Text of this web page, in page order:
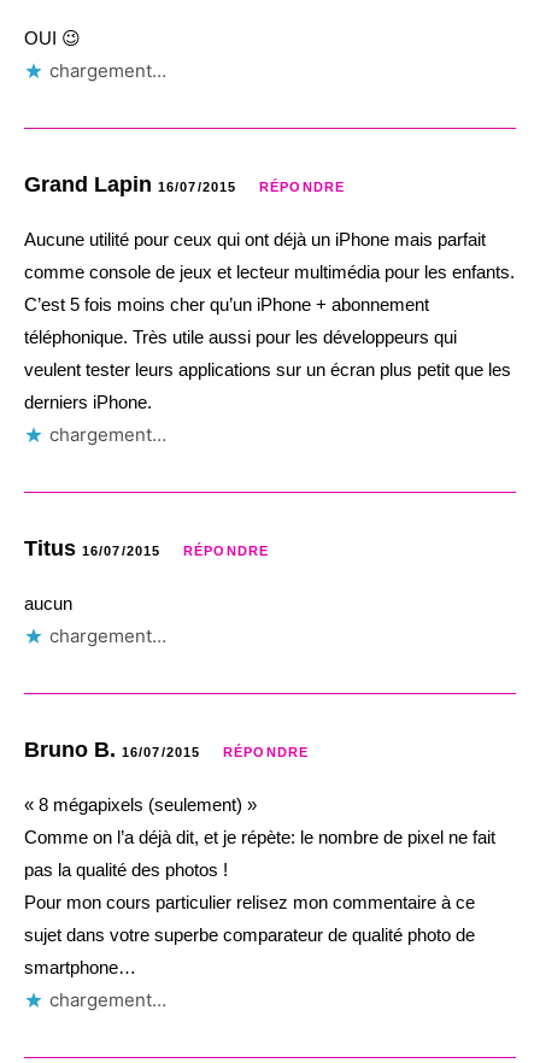
OUI 😉
chargement…
Grand Lapin 16/07/2015 RÉPONDRE
Aucune utilité pour ceux qui ont déjà un iPhone mais parfait
comme console de jeux et lecteur multimédia pour les enfants.
C’est 5 fois moins cher qu’un iPhone + abonnement
téléphonique. Très utile aussi pour les développeurs qui
veulent tester leurs applications sur un écran plus petit que les
derniers iPhone.
chargement…
Titus 16/07/2015 RÉPONDRE
aucun
chargement…
Bruno B. 16/07/2015 RÉPONDRE
« 8 mégapixels (seulement) »
Comme on l’a déjà dit, et je répète: le nombre de pixel ne fait
pas la qualité des photos !
Pour mon cours particulier relisez mon commentaire à ce
sujet dans votre superbe comparateur de qualité photo de
smartphone…
chargement…